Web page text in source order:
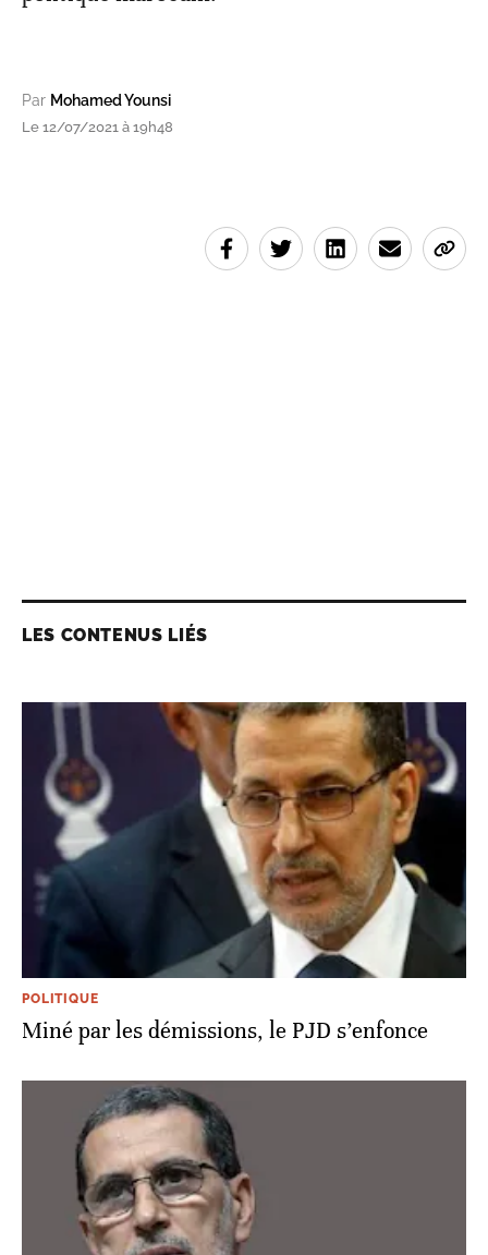
Par Mohamed Younsi
Le 12/07/2021 à 19h48
LES CONTENUS LIÉS
POLITIQUE
Miné par les démissions, le PJD s’enfonce